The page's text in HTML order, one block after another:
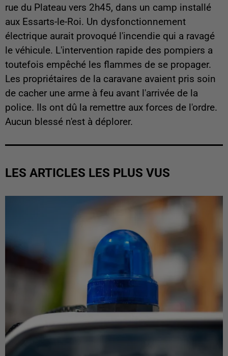
rue du Plateau vers 2h45, dans un camp installé
aux Essarts-le-Roi. Un dysfonctionnement
électrique aurait provoqué l'incendie qui a ravagé
le véhicule. L'intervention rapide des pompiers a
toutefois empêché les flammes de se propager.
Les propriétaires de la caravane avaient pris soin
de cacher une arme à feu avant l'arrivée de la
police. Ils ont dû la remettre aux forces de l'ordre.
Aucun blessé n'est à déplorer.
LES ARTICLES LES PLUS VUS